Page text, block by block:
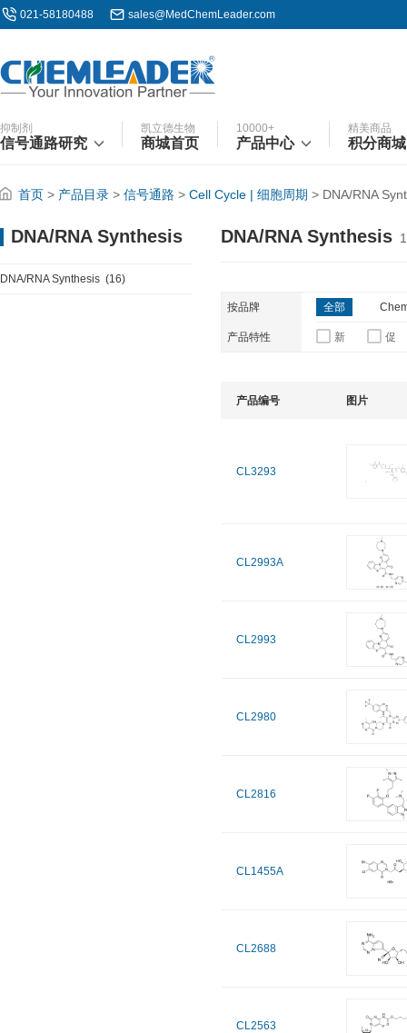
021-58180488 sales@MedChemLeader.com
抑制剂
信号通路研究
凯立德生物
商城首页
10000+
产品中心
精美商品
积分商城
首页 > 产品目录 > 信号通路 > Cell Cycle | 细胞周期 > DNA/RNA
DNA/RNA Synthesis
DNA/RNA Synthesis (16)
DNA/RNA Synthesis
按品牌 全部
产品特性 新 促
产品编号 图片
CL3293
CL2993A
CL2993
CL2980
CL2816
CL1455A
CL2688
CL2563